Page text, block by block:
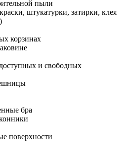
пыли
штукатурки, затирки, клея
корзинах
и свободных
бра
поверхности